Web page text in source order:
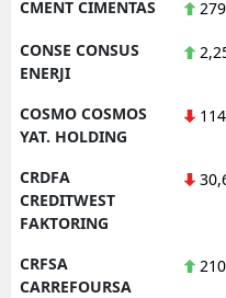
CMENT CIMENTAS
CONSE CONSUS
ENERJI
COSMO COSMOS
YAT. HOLDING
CRDFA
CREDITWEST
FAKTORING
CRFSA
CARREFOURSA